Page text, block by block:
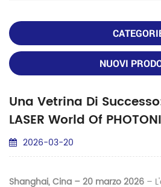
NUOVI
Una Vetrina Di
LASER World Of
2026-03-20
Shanghai, Cina – 20 marzo 2026 –